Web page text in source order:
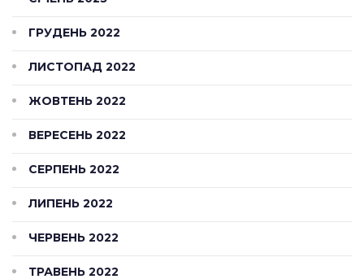
ГРУДЕНЬ 2022
ЛИСТОПАД 2022
ЖОВТЕНЬ 2022
ВЕРЕСЕНЬ 2022
СЕРПЕНЬ 2022
ЛИПЕНЬ 2022
ЧЕРВЕНЬ 2022
ТРАВЕНЬ 2022